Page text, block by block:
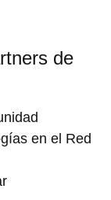
de
en el Red